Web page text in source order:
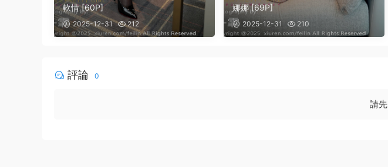
軟情 [60P]
2025-12-31 212
娜娜 [69P]
2025-12-31 210
評論 0
請先